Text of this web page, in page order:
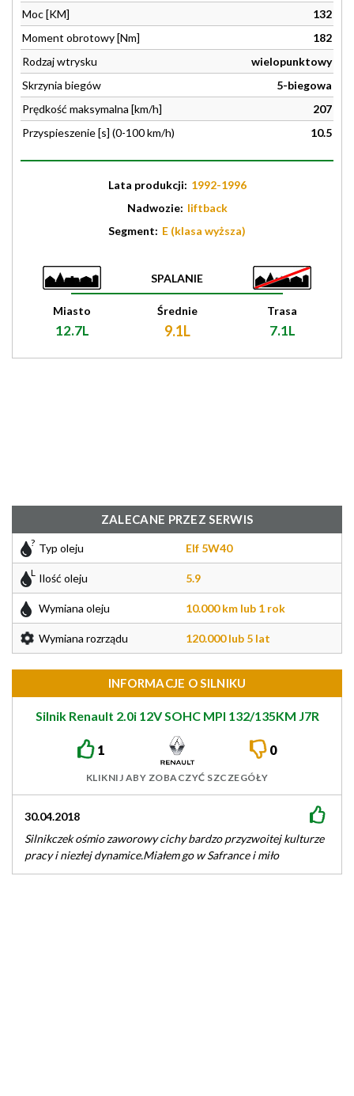
Moc [KM]
132
Moment obrotowy [Nm]
182
Rodzaj wtrysku
wielopunktowy
Skrzynia biegów
5-biegowa
Prędkość maksymalna [km/h]
207
Przyspieszenie [s] (0-100 km/h)
10.5
Lata produkcji: 1992-1996
Nadwozie: liftback
Segment: E (klasa wyższa)
SPALANIE
Miasto
12.7L
Średnie
9.1L
Trasa
7.1L
ZALECANE PRZEZ SERWIS
Typ oleju Elf 5W40
Ilość oleju 5.9
Wymiana oleju 10.000 km lub 1 rok
Wymiana rozrządu 120.000 lub 5 lat
INFORMACJE O SILNIKU
Silnik Renault 2.0i 12V SOHC MPI 132/135KM J7R
1 0
KLIKNIJ ABY ZOBACZYĆ SZCZEGÓŁY
30.04.2018
Silnikczek ośmio zaworowy cichy bardzo przyzwoitej kulturze
pracy i niezłej dynamice.Miałem go w Safrance i miło
wspominam dziś o takich…